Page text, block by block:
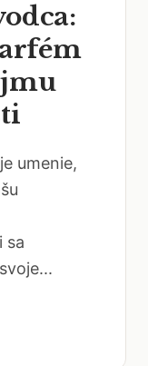
umenie,
sa